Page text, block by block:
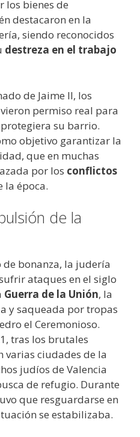
los bienes de
destacaron en la
siendo reconocidos
destreza en el trabajo
de Jaime II, los
permiso real para
su barrio.
objetivo garantizar la
que en muchas
por los conflictos
la época.
de la
bonanza, la judería
ataques en el siglo
Guerra de la Unión, la
y saqueada por tropas
el Ceremonioso.
tras los brutales
varias ciudades de la
judíos de Valencia
de refugio. Durante
que resguardarse en
se estabilizaba.